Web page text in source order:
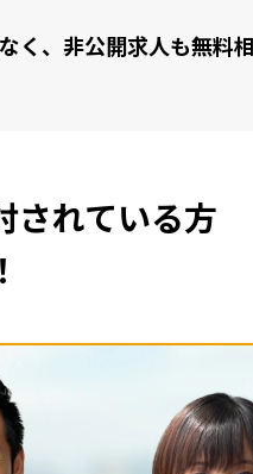
く、⾮公開求⼈も無料
されている方